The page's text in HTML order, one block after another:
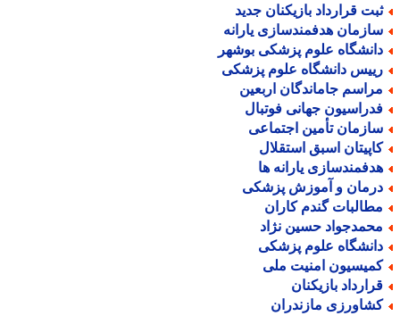
قرارداد بازیکنان جدید
هدفمندسازی یارانه
علوم پزشکی بوشهر
دانشگاه علوم پزشکی
جاماندگان اربعین
جهانی فوتبال
تأمین اجتماعی
اسبق استقلال
یارانه ها
و آموزش پزشکی
گندم کاران
حسین نژاد
علوم پزشکی
امنیت ملی
بازیکنان
مازندران